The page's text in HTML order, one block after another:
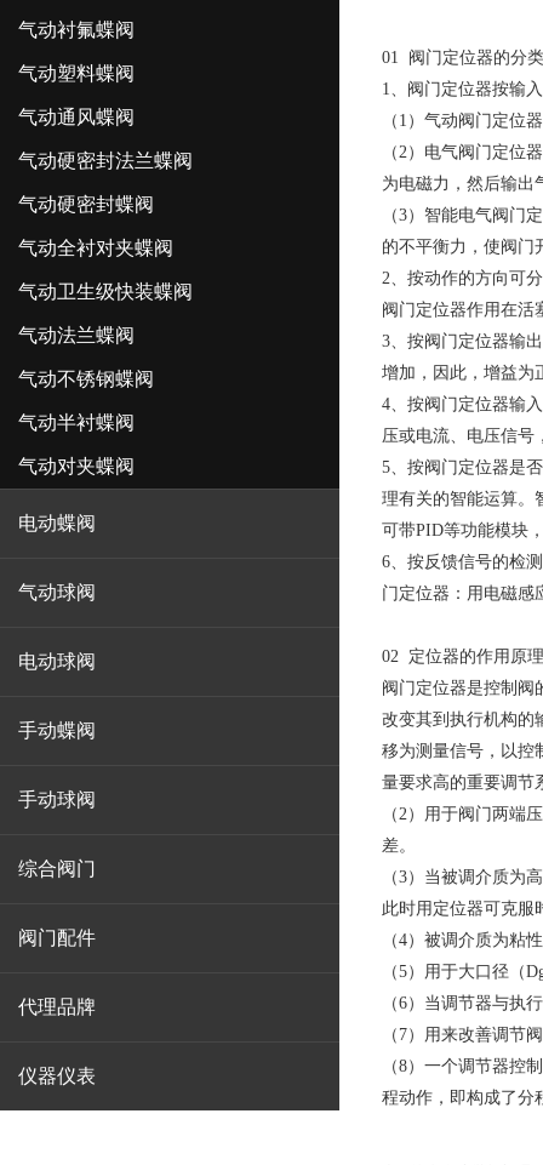
气动衬氟蝶阀
气动塑料蝶阀
气动通风蝶阀
气动硬密封法兰蝶阀
气动硬密封蝶阀
气动全衬对夹蝶阀
气动卫生级快装蝶阀
气动法兰蝶阀
气动不锈钢蝶阀
气动半衬蝶阀
气动对夹蝶阀
电动蝶阀
气动球阀
电动球阀
手动蝶阀
手动球阀
综合阀门
阀门配件
代理品牌
仪器仪表
01 阀门定位器的分
1、阀门定位器按输
（1）气动阀门定位
（2）电气阀门定位
为电磁力，然后输
（3）智能电气阀门
的不平衡力，使阀门
2、按动作的方向可
阀门定位器作用在
3、按阀门定位器输
增加，因此，增益为
4、按阀门定位器输
压或电流、电压信号
5、按阀门定位器是
理有关的智能运算。
可带PID等功能模块
6、按反馈信号的检
门定位器：用电磁
02 定位器的作用原
阀门定位器是控制阀
改变其到执行机构的
移为测量信号，以控
量要求高的重要调节
（2）用于阀门两端
差。
（3）当被调介质为
此时用定位器可克服
（4）被调介质为粘
（5）用于大口径（
（6）当调节器与执
（7）用来改善调节
（8）一个调节器控
程动作，即构成了分